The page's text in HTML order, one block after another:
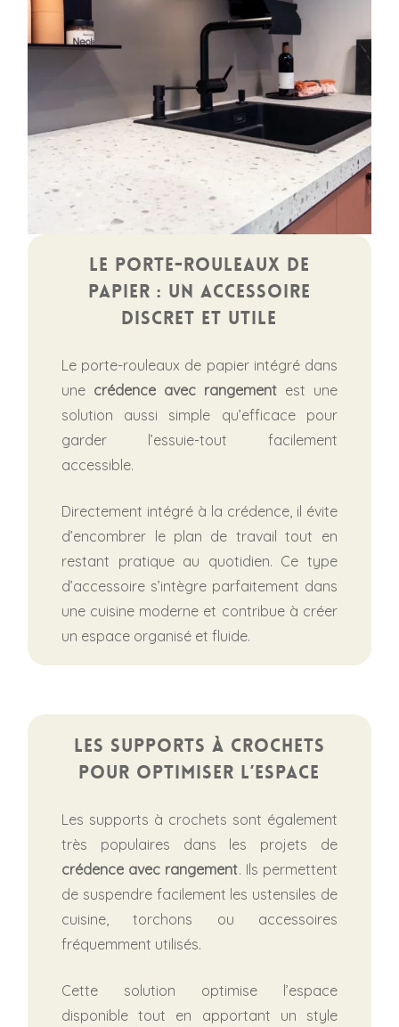
Le porte-rouleaux de
papier : un accessoire
discret et utile
Le porte-rouleaux de papier intégré dans
une crédence avec rangementest une
solution aussi simple qu’efficace pour
garder l’essuie-tout facilement
accessible.
Directement intégré à la crédence, il évite
d’encombrer le plan de travail tout en
restant pratique au quotidien. Ce type
d’accessoire s’intègre parfaitement dans
une cuisine moderne et contribue à créer
un espace organisé et fluide.
Les supports à crochets
pour optimiser l’espace
Les supports à crochets sont également
très populaires dans les projets de
crédence avec rangement. Ils permettent
de suspendre facilement les ustensiles de
cuisine, torchons ou accessoires
fréquemment utilisés.
Cette solution optimise l’espace
disponible tout en apportant un style